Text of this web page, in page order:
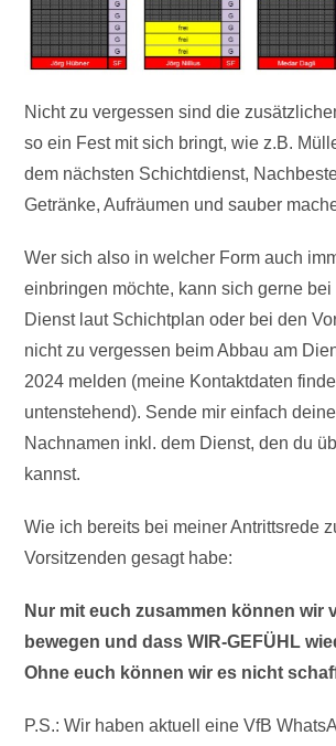
Nicht zu vergessen sind die
so ein Fest mit sich bringt, wie z.B.
dem nächsten Schichtdienst,
Getränke, Aufräumen und sauber
Wer sich also in welcher Form auch
einbringen möchte, kann sich gerne bei
Dienst laut Schichtplan oder bei den
nicht zu vergessen beim Abbau am
2024 melden (meine Kontaktdaten
untenstehend). Sende mir einfach
Nachnamen inkl. dem Dienst, den du
kannst.
Wie ich bereits bei meiner Antrittsrede
Vorsitzenden gesagt habe:
Nur mit euch zusammen können wir
bewegen und dass WIR-GEFÜHL
Ohne euch können wir es nicht
P.S.: Wir haben aktuell eine VfB